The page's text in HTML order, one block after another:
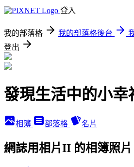
登入
我的部落格 我的部落格後台
登出
發現生活中的小幸
相簿 部落格 名片
網誌用相片II 的相簿照片